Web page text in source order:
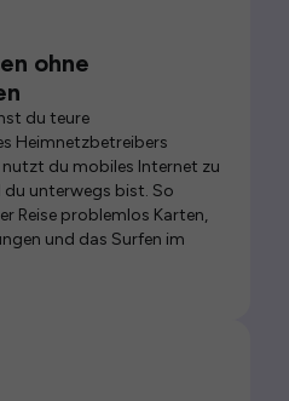
ohne
du teure
Heimnetzbetreibers
du mobiles Internet zu
du unterwegs bist. So
Reise problemlos Karten,
und das Surfen im